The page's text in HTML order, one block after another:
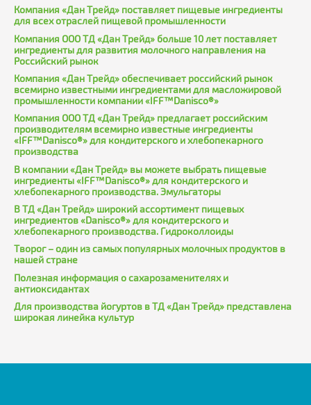
Компания «Дан Трейд» поставляет пищевые ингредиенты
для всех отраслей пищевой промышленности
Компания ООО ТД «Дан Трейд» больше 10 лет поставляет
ингредиенты для развития молочного направления на
Российский рынок
Компания «Дан Трейд» обеспечивает российский рынок
всемирно известными ингредиентами для масложировой
промышленности компании «IFF™Danisco®»
Компания ООО ТД «Дан Трейд» предлагает российским
производителям всемирно известные ингредиенты
«IFF™Danisco®» для кондитерского и хлебопекарного
производства
В компании «Дан Трейд» вы можете выбрать пищевые
ингредиенты «IFF™Danisco®» для кондитерского и
хлебопекарного производства. Эмульгаторы
В ТД «Дан Трейд» широкий ассортимент пищевых
ингредиентов «Danisco®» для кондитерского и
хлебопекарного производства. Гидроколлоиды
Творог – один из самых популярных молочных продуктов в
нашей стране
Полезная информация о сахарозаменителях и
антиоксидантах
Для производства йогуртов в ТД «Дан Трейд» представлена
широкая линейка культур